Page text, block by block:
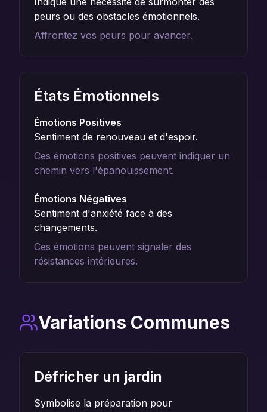
peurs ou des obstacles émotionnels.
Affrontez vos peurs pour avancer.
États Émotionnels
Émotions Positives
Sentiment de renouveau et d'espoir.
Ces émotions positives peuvent indiquer un
chemin vers l'épanouissement.
Émotions Négatives
Sentiment d'anxiété face à des
changements.
Ces émotions peuvent signaler des
résistances intérieures.
Variations Communes
Défricher un jardin
Symbolise la préparation pour